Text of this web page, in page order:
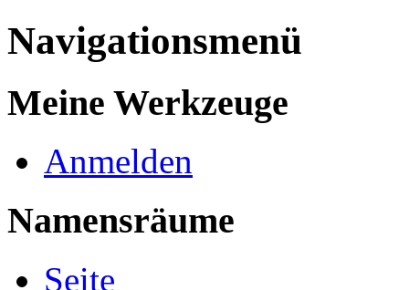
Navigationsmenü
Meine Werkzeuge
Anmelden
Namensräume
Seite